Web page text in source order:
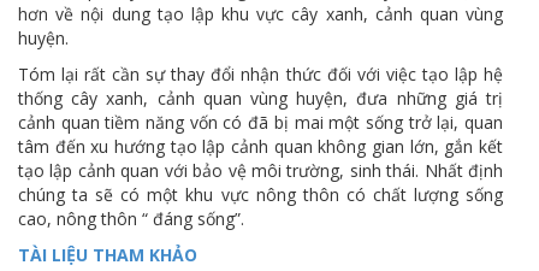
hơn về nội dung tạo lập khu vực cây xanh, cảnh quan vùng
huyện.
Tóm lại rất cần sự thay đổi nhận thức đối với việc tạo lập hệ
thống cây xanh, cảnh quan vùng huyện, đưa những giá trị
cảnh quan tiềm năng vốn có đã bị mai một sống trở lại, quan
tâm đến xu hướng tạo lập cảnh quan không gian lớn, gắn kết
tạo lập cảnh quan với bảo vệ môi trường, sinh thái. Nhất định
chúng ta sẽ có một khu vực nông thôn có chất lượng sống
cao, nông thôn “ đáng sống”.
TÀI LIỆU THAM KHẢO